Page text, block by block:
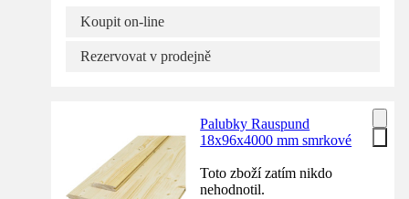
Koupit on-line
Rezervovat v prodejně
Palubky Rauspund
18x96x4000 mm smrkové
Toto zboží zatím nikdo
nehodnotil.